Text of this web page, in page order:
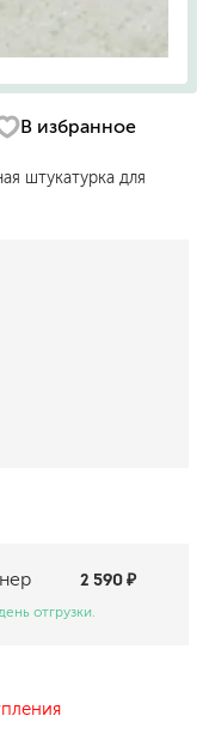
В избранное
штукатурка для
2 590 ₽
отгрузки.